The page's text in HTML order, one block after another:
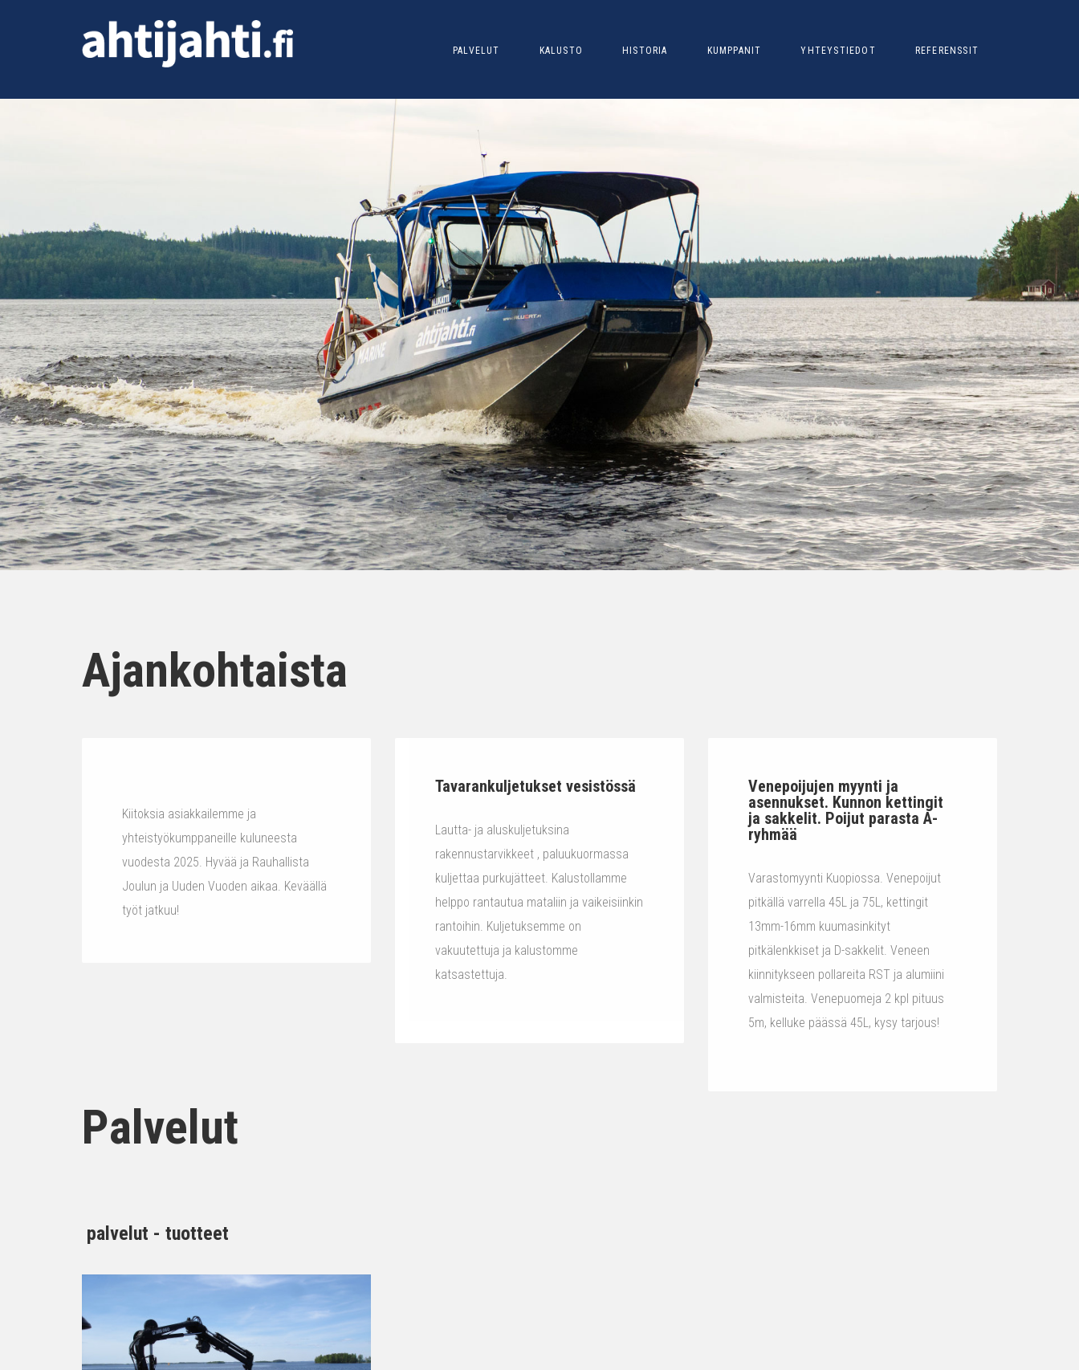
PALVELUT KALUSTO HISTORIA KUMPPANIT YHTEYSTIEDOT REFERENSSIT
Ajankohtaista
Kiitoksia asiakkailemme ja
yhteistyökumppaneille kuluneesta
vuodesta 2025. Hyvää ja Rauhallista
Joulun ja Uuden Vuoden aikaa. Keväällä
työt jatkuu!
Tavarankuljetukset vesistössä
Lautta- ja aluskuljetuksina
rakennustarvikkeet , paluukuormassa
kuljettaa purkujätteet. Kalustollamme
helppo rantautua mataliin ja vaikeisiinkin
rantoihin. Kuljetuksemme on
vakuutettuja ja kalustomme
katsastettuja.
Venepoijujen myynti ja
asennukset. Kunnon kettingit
ja sakkelit. Poijut parasta A-
ryhmää
Varastomyynti Kuopiossa. Venepoijut
pitkällä varrella 45L ja 75L, kettingit
13mm-16mm kuumasinkityt
pitkälenkkiset ja D-sakkelit. Veneen
kiinnitykseen pollareita RST ja alumiini
valmisteita. Venepuomeja 2 kpl pituus
5m, kelluke päässä 45L, kysy tarjous!
Palvelut
palvelut - tuotteet